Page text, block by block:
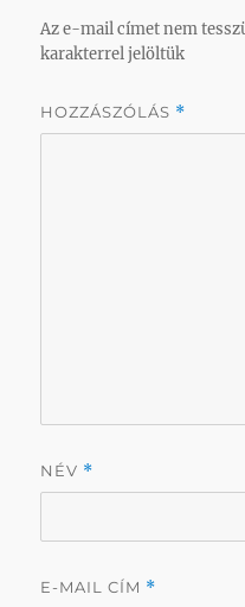
Az e-mail címet nem
karakterrel jelöltük
HOZZÁSZÓLÁS *
NÉV *
E-MAIL CÍM *